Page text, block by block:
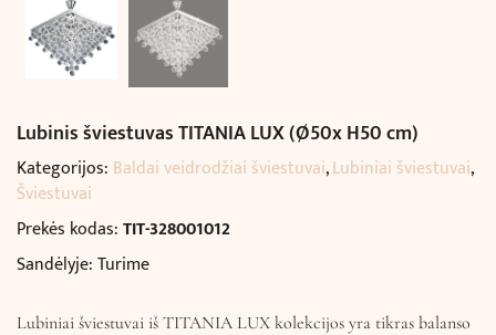
Lubinis šviestuvas TITANIA LUX (Ø50x H50 cm)
Kategorijos: Baldai veidrodžiai šviestuvai,Lubiniai šviestuvai,
Šviestuvai
Prekės kodas:TIT-328001012
Sandėlyje: Turime
Lubiniai šviestuvai iš TITANIA LUX kolekcijos yra tikras balanso